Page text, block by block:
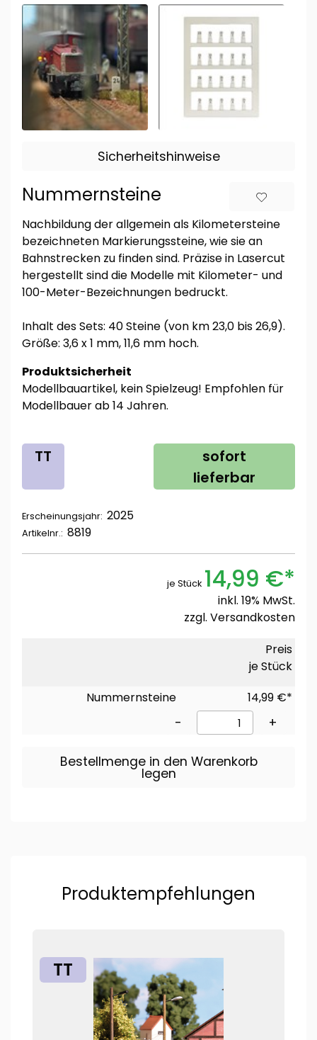
Sicherheitshinweise
Nummernsteine
Nachbildung der allgemein als Kilometersteine
bezeichneten Markierungssteine, wie sie an
Bahnstrecken zu finden sind. Präzise in Lasercut
hergestellt sind die Modelle mit Kilometer- und
100-Meter-Bezeichnungen bedruckt.
Inhalt des Sets: 40 Steine (von km 23,0 bis 26,9).
Größe: 3,6 x 1 mm, 11,6 mm hoch.
Produktsicherheit
Modellbauartikel, kein Spielzeug! Empfohlen für
Modellbauer ab 14 Jahren.
TT
sofort
lieferbar
Erscheinungsjahr: 2025
Artikelnr.: 8819
je Stück 14,99 €*
inkl. 19% MwSt.
zzgl. Versandkosten
Preis
je Stück
Nummernsteine
14,99 €*
- +
Bestellmenge in den Warenkorb
legen
Produktempfehlungen
TT